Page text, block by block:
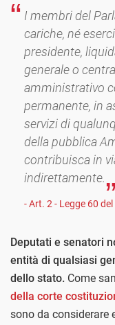
I membri del
cariche, né
presidente,
generale o
amministrativo
permanente, in
servizi di
della pubblica
contribuisca in
indirettamente.
- Art. 2 - Legge 60
Deputati e senatori
entità di qualsiasi
dello stato. Come
della corte
sono da considerare